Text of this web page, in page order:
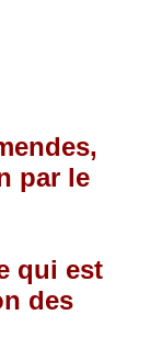
par le
qui est
des